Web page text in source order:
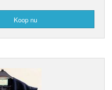
Koop nu